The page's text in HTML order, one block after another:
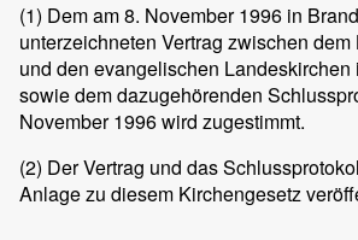
(1) Dem am 8. November 1996 in
unterzeichneten Vertrag zwischen
und den evangelischen Landeskirchen
sowie dem dazugehörenden
November 1996 wird zugestimmt.
(2) Der Vertrag und das
Anlage zu diesem Kirchengesetz